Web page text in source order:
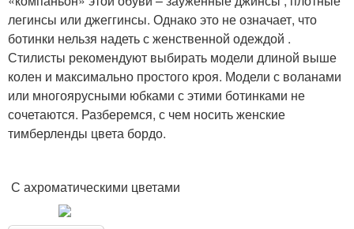
легинсы или джеггинсы. Однако это не означает, что
ботинки нельзя надеть с женственной одеждой .
Стилисты рекомендуют выбирать модели длиной выше
колен и максимально простого кроя. Модели с воланами
или многоярусными юбками с этими ботинками не
сочетаются. Разберемся, с чем носить женские
тимберленды цвета бордо.
С ахроматическими цветами